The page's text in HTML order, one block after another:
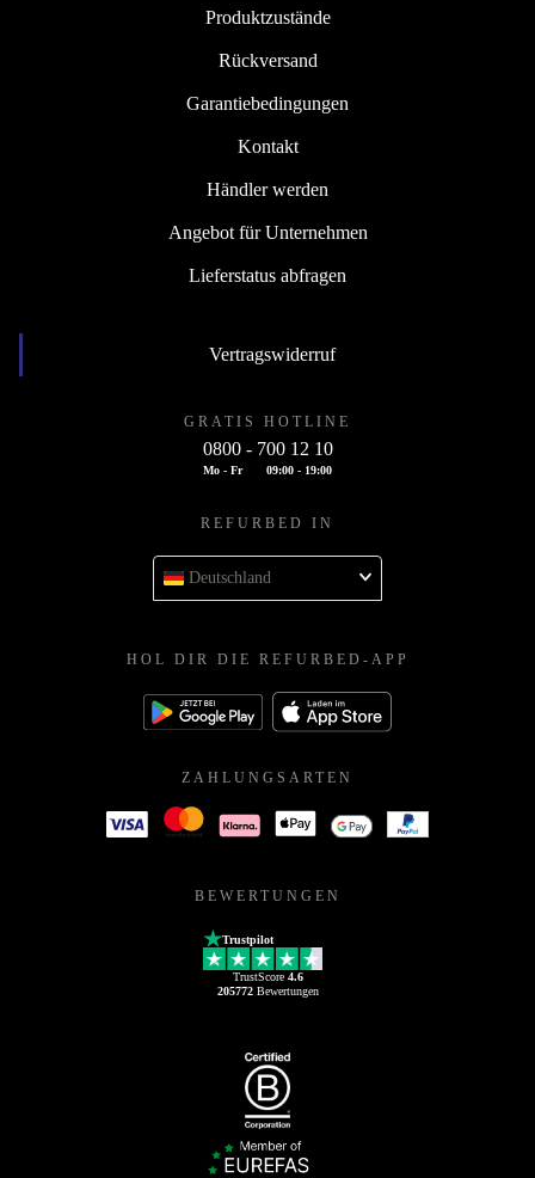
Produktzustände
Rückversand
Garantiebedingungen
Kontakt
Händler werden
Angebot für Unternehmen
Lieferstatus abfragen
Vertragswiderruf
GRATIS HOTLINE
0800 - 700 12 10
Mo - Fr 09:00 - 19:00
REFURBED IN
Deutschland
HOL DIR DIE REFURBED-APP
ZAHLUNGSARTEN
BEWERTUNGEN
Trustpilot
TrustScore 4.6
205772Bewertungen